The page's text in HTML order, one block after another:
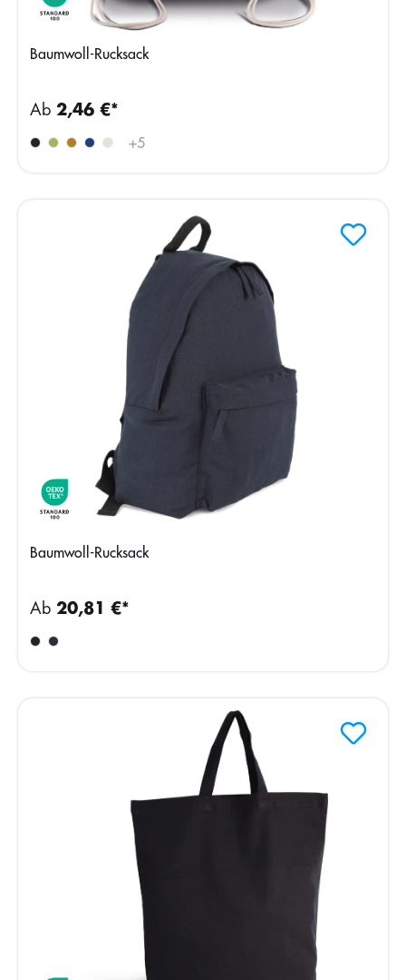
Baumwoll-Rucksack
+5
Ab 2,46 €*
Baumwoll-Rucksack
Ab 20,81 €*